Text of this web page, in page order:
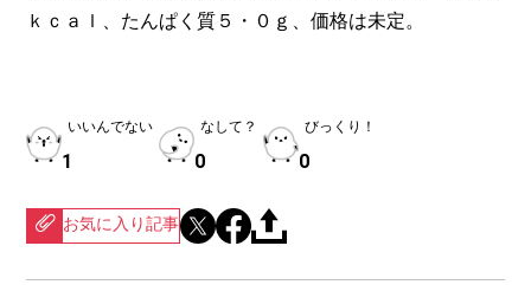
ｋｃａｌ、たんぱく質５・０ｇ、価格は未定。
いいんでない
1
なして？
0
びっくり！
0
お気に入り記事